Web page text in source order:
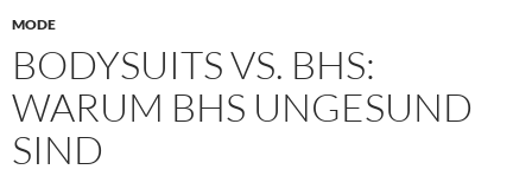
MODE
BODYSUITS VS. BHS:
WARUM BHS UNGESUND
SIND